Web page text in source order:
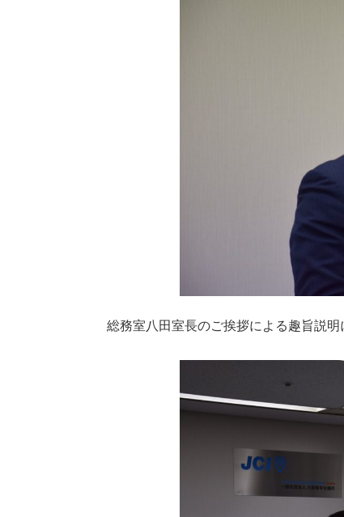
総務室八田室長のご挨拶による趣旨説明